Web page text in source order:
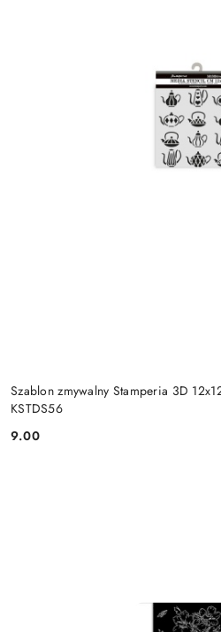
Szablon zmywalny Stamperia 3D
KSTDS56
Cena:
9.00